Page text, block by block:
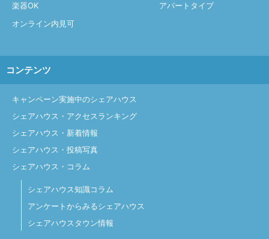
楽器OK
アパートタイプ
オンライン内見可
コンテンツ
キャンペーン実施中のシェアハウス
シェアハウス・アクセスランキング
シェアハウス・新着情報
シェアハウス・投稿写真
シェアハウス・コラム
シェアハウス知識コラム
アンケートからみるシェアハウス
シェアハウスタウン情報